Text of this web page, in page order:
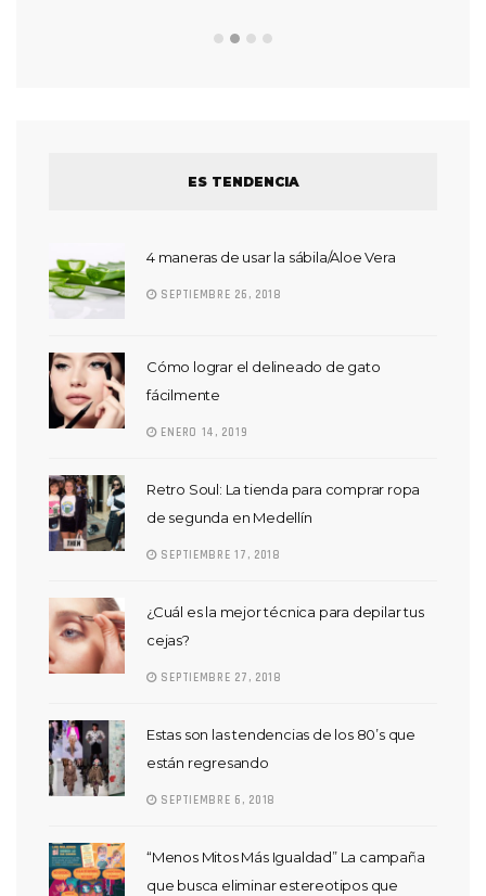
ES TENDENCIA
4 maneras de usar la sábila/Aloe Vera
SEPTIEMBRE 26, 2018
Cómo lograr el delineado de gato
fácilmente
ENERO 14, 2019
Retro Soul: La tienda para comprar ropa
de segunda en Medellín
SEPTIEMBRE 17, 2018
¿Cuál es la mejor técnica para depilar tus
cejas?
SEPTIEMBRE 27, 2018
Estas son las tendencias de los 80’s que
están regresando
SEPTIEMBRE 6, 2018
“Menos Mitos Más Igualdad” La campaña
que busca eliminar estereotipos que